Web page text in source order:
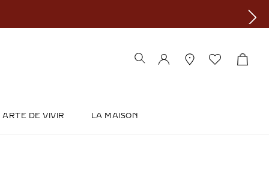
ARTE DE VIVIR LA MAISON